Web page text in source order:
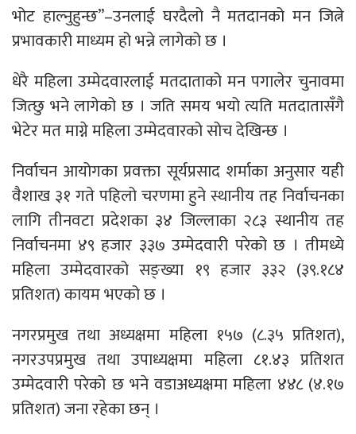
भोट हाल्नुहुन्छ”–उनलाई घरदैलो नै मतदानको मन जित्ने
प्रभावकारी माध्यम हो भन्ने लागेको छ ।
धेरै महिला उम्मेदवारलाई मतदाताको मन पगालेर चुनावमा
जित्छु भने लागेको छ । जति समय भयो त्यति मतदातासँगै
भेटेर मत माग्ने महिला उम्मेदवारको सोच देखिन्छ ।
निर्वाचन आयोगका प्रवक्ता सूर्यप्रसाद शर्माका अनुसार यही
वैशाख ३१ गते पहिलो चरणमा हुने स्थानीय तह निर्वाचनका
लागि तीनवटा प्रदेशका ३४ जिल्लाका २८३ स्थानीय तह
निर्वाचनमा ४९ हजार ३३७ उम्मेदवारी परेको छ । तीमध्ये
महिला उम्मेदवारको सङ्ख्या १९ हजार ३३२ (३९.१८४
प्रतिशत) कायम भएको छ ।
नगरप्रमुख तथा अध्यक्षमा महिला १५७ (८.३५ प्रतिशत),
नगरउपप्रमुख तथा उपाध्यक्षमा महिला ८१.४३ प्रतिशत
उम्मेदवारी परेको छ भने वडाअध्यक्षमा महिला ४४८ (४.१७
प्रतिशत) जना रहेका छन् ।